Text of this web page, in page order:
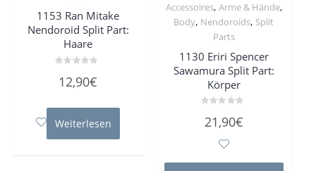
1153 Ran Mitake
Nendoroid Split Part:
Haare
mit
5
12,90€
Weiterlesen
Accessoires, Arme & Hände,
Body, Nendoroids, Split
Parts
1130 Eriri Spencer
Sawamura Split Part:
Körper
mit
21,90€